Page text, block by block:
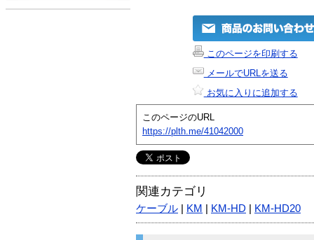
このページを印刷する
メールでURLを送る
お気に入りに追加する
このページのURL
https://plth.me/41042000
関連カテゴリ
ケーブル KM KM-HD KM-HD20